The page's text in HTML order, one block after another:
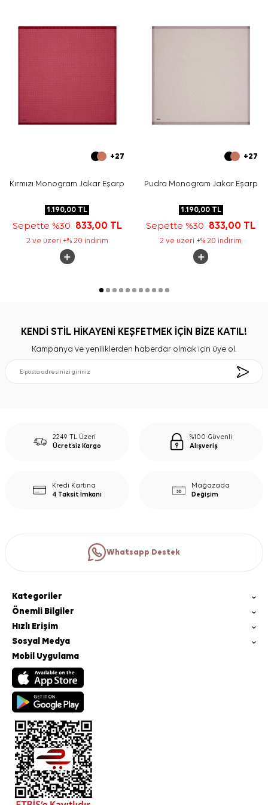
Yıkama ve bakım için ürün etiketindeki talimatları
Desen ve renk görünümü nasıldır?
+27
Kırmızı Monogram Jakar Eşarp
1.190,00 TL
Sepette %30 833,00 TL
2 ve üzeri +% 20 indirim
+27
Pudra Monogram Jakar Eşarp
1.190,00TL
Sepette %30 833,00 TL
2 ve üzeri +% 20 indirim
KENDİ STİL HİKAYENİ KEŞFETMEK İÇİN BİZE KATIL!
Kampanya ve yeniliklerden haberdar olmak için üye ol.
2249 TL Üzeri
Ücretsiz Kargo
%100 Güvenli
Alışveriş
Kredi Kartına
4 Taksit İmkanı
Mağazada
Değişim
Whatsapp Destek
Kategoriler
Önemli Bilgiler
Hızlı Erişim
Sosyal Medya
Mobil Uygulama